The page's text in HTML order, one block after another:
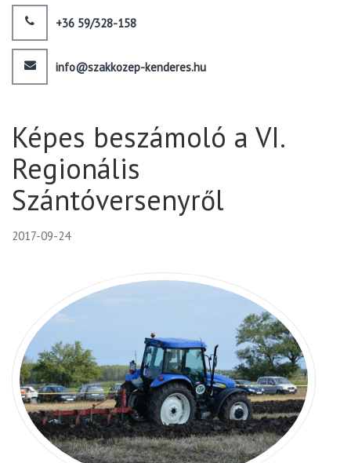
+36 59/328-158
info@szakkozep-kenderes.hu
Képes beszámoló a VI.
Regionális
Szántóversenyről
2017-09-24